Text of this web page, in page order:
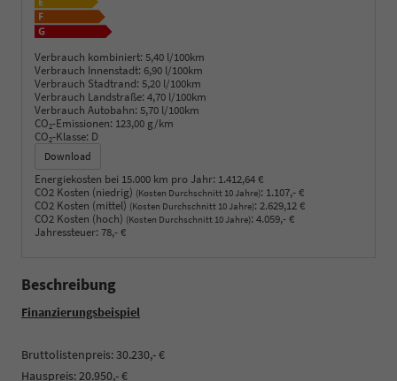
Verbrauch kombiniert: 5,40 l/100km
Verbrauch Innenstadt: 6,90 l/100km
Verbrauch Stadtrand: 5,20 l/100km
Verbrauch Landstraße: 4,70 l/100km
Verbrauch Autobahn: 5,70 l/100km
CO2-Emissionen: 123,00 g/km
CO2-Klasse: D
Download
Energiekosten bei 15.000 km pro Jahr: 1.412,64 €
CO2 Kosten (niedrig) (Kosten Durchschnitt 10 Jahre): 1.107,- €
CO2 Kosten (mittel) (Kosten Durchschnitt 10 Jahre): 2.629,12 €
CO2 Kosten (hoch) (Kosten Durchschnitt 10 Jahre): 4.059,- €
Jahressteuer: 78,- €
Beschreibung
Finanzierungsbeispiel
Bruttolistenpreis: 30.230,- €
Hauspreis: 20.950,- €